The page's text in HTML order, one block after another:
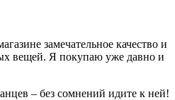
замечательное качество и
вещей. Я покупаю уже давно и
– без сомнений идите к ней!